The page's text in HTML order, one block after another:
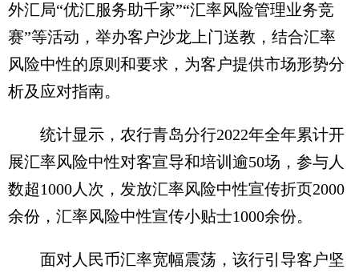
外汇局“优汇服务助千家”“汇率风险管理业务竞
赛”等活动，举办客户沙龙上门送教，结合汇率
风险中性的原则和要求，为客户提供市场形势分
析及应对指南。
统计显示，农行青岛分行2022年全年累计开
展汇率风险中性对客宣导和培训逾50场，参与人
数超1000人次，发放汇率风险中性宣传折页2000
余份，汇率风险中性宣传小贴士1000余份。
面对人民币汇率宽幅震荡，该行引导客户坚